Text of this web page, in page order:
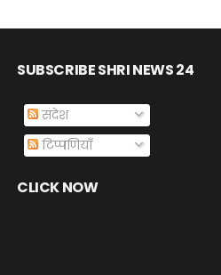
SUBSCRIBE SHRI NEWS 24
संदेश
टिप्पणियाँ
CLICK NOW